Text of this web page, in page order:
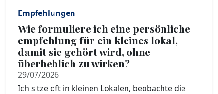
Empfehlungen
Wie formuliere ich eine persönliche
empfehlung für ein kleines lokal,
damit sie gehört wird, ohne
überheblich zu wirken?
29/07/2026
Ich sitze oft in kleinen Lokalen, beobachte die